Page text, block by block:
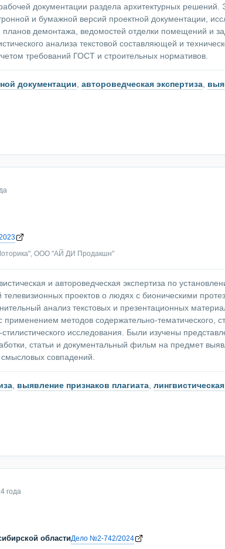
документации раздела архитектурных решений.
и бумажной версий проектной документации,
демонтажа, ведомостей отделки помещений и
анализа текстовой составляющей и
требований ГОСТ и строительных нормативов.
документации, автороведческая экспертиза,
ООО "АЙ ДИ Продакшн"
и автороведческая экспертиза по
телевизионных проектов о людях с бионическими
анализ текстовых и презентационных
применением методов содержательно-тематического,
исследования. Были изучены
статьи и документальный фильм на предмет
совпадений.
, выявление признаков плагиата,
года
областиДело №2-742/2024